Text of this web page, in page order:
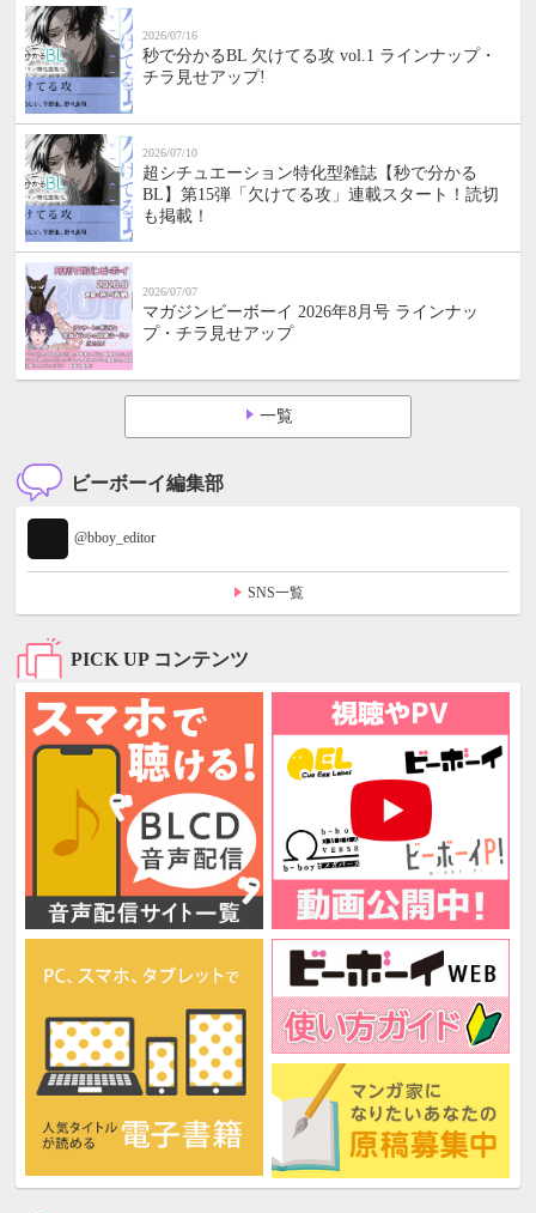
2026/07/16
秒で分かるBL 欠けてる攻 vol.1 ラインナップ・
チラ見せアップ!
2026/07/10
超シチュエーション特化型雑誌【秒で分かる
BL】第15弾「欠けてる攻」連載スタート！読切
も掲載！
2026/07/07
マガジンビーボーイ 2026年8月号 ラインナッ
プ・チラ見せアップ
一覧
ビーボーイ編集部
@bboy_editor
SNS一覧
PICK UP コンテンツ